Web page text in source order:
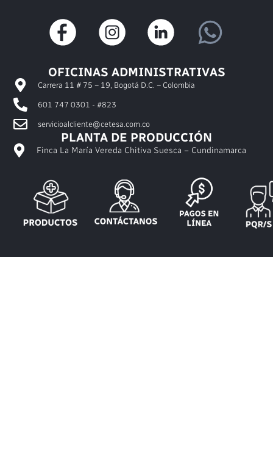
OFICINAS ADMINISTRATIVAS
Carrera 11 # 75 – 19, Bogotá D.C. – Colombia
601 747 0301 - #823
servicioalcliente@cetesa.com.co
PLANTA DE PRODUCCIÓN
Finca La María Vereda Chitiva Suesca – Cundinamarca